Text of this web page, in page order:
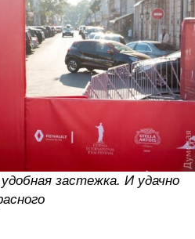
застежка. И удачно